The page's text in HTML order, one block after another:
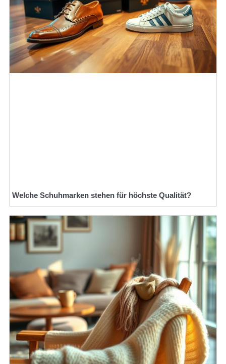
Welche Schuhmarken stehen für höchste Qualität?